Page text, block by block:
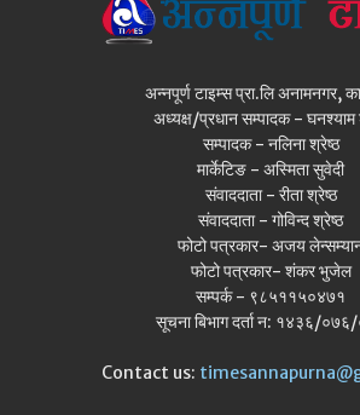
अन्नपूर्ण टाइम्स प्रा.लि अनामनगर,
अध्यक्ष/प्रधान सम्पादक - घनश्याम
सम्पादक - नलिना श्रेष्ठ
मार्केटिङ - अस्मिता सुवेदी
संवाददाता - रीता श्रेष्ठ
संवाददाता - गोविन्द श्रेष्ठ
फोटो पत्रकार- अजय
फोटो पत्रकार- शंकर भुजेल
सम्पर्क - ९८५११५०४७१
सूचना बिभाग दर्ता न: १४३६/
Contact us: